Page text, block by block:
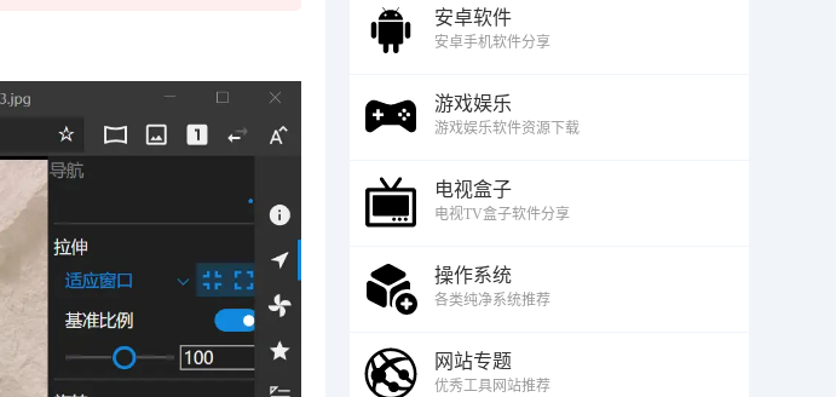
安卓软件
安卓手机软件分享
游戏娱乐
游戏娱乐软件资源下载
电视盒子
电视TV盒子软件分享
操作系统
各类纯净系统推荐
网站专题
优秀工具网站推荐